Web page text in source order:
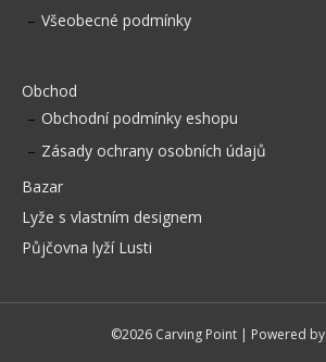
Všeobecné podmínky
Obchod
Obchodní podmínky eshopu
Zásady ochrany osobních údajů
Bazar
Lyže s vlastním designem
Půjčovna lyží Lusti
©2026 Carving Point | Powered by